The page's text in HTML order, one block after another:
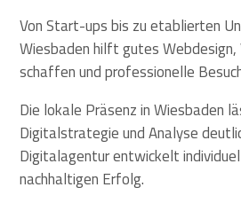
Von Start-ups bis zu etablierten
Wiesbaden hilft gutes Webdesign,
schaffen und professionelle
Die lokale Präsenz in Wiesbaden
Digitalstrategie und Analyse
Digitalagentur entwickelt
nachhaltigen Erfolg.